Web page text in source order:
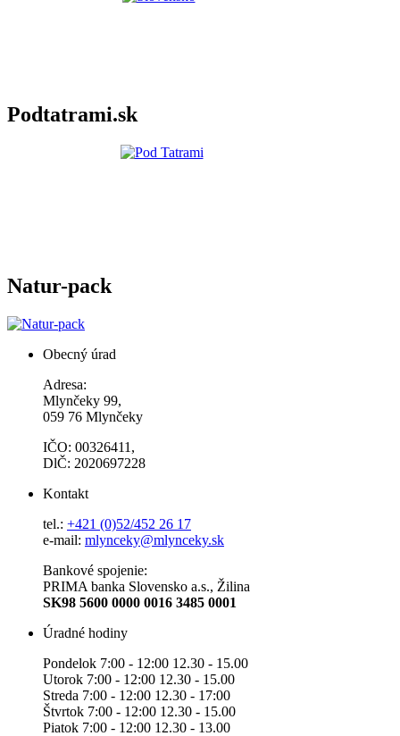
Podtatrami.sk
Natur-pack
Obecný úrad
Adresa:
Mlynčeky 99,
059 76 Mlynčeky
IČO: 00326411,
DlČ: 2020697228
Kontakt
tel.: +421 (0)52/452 26 17
e-mail: mlynceky@mlynceky.sk
Bankové spojenie:
PRIMA banka Slovensko a.s., Žilina
SK98 5600 0000 0016 3485 0001
Úradné hodiny
Pondelok 7:00 - 12:00 12.30 - 15.00
Utorok 7:00 - 12:00 12.30 - 15.00
Streda 7:00 - 12:00 12.30 - 17:00
Štvrtok 7:00 - 12:00 12.30 - 15.00
Piatok 7:00 - 12:00 12.30 - 13.00